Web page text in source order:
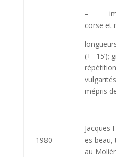
–
corse et
(+- 15’);
mépris
1980
Jacques
es beau,
au